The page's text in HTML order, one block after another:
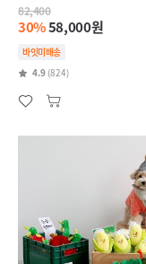
82,400
30%58,000원
바잇미배송
4.9 (824)